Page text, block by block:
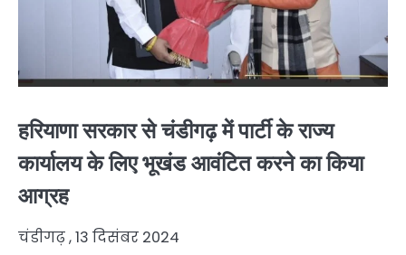
हरियाणा सरकार से चंडीगढ़ में पार्टी के राज्य
कार्यालय के लिए भूखंड आवंटित करने का किया
आग्रह
चंडीगढ़ , 13 दिसंबर 2024